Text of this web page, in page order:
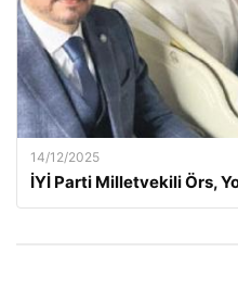
14/12/2025
İYİ Parti Milletvekili Örs,